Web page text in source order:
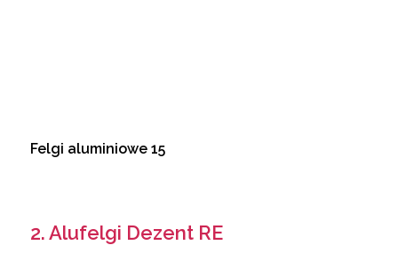
Felgi aluminiowe 15
2. Alufelgi Dezent RE